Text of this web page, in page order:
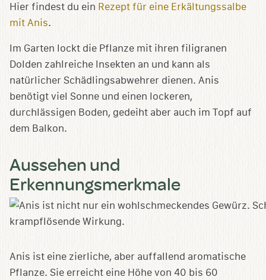
Hier findest du ein Rezept für eine Erkältungssalbe
mit Anis.
Im Garten lockt die Pflanze mit ihren filigranen
Dolden zahlreiche Insekten an und kann als
natürlicher Schädlingsabwehrer dienen. Anis
benötigt viel Sonne und einen lockeren,
durchlässigen Boden, gedeiht aber auch im Topf auf
dem Balkon.
Aussehen und
Erkennungsmerkmale
Anis ist eine zierliche, aber auffallend aromatische
Pflanze. Sie erreicht eine Höhe von 40 bis 60